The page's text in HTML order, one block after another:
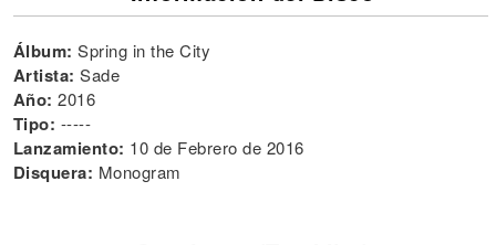
Álbum: Spring in the City
Artista: Sade
Año: 2016
Tipo: -----
Lanzamiento: 10 de Febrero de 2016
Disquera: Monogram